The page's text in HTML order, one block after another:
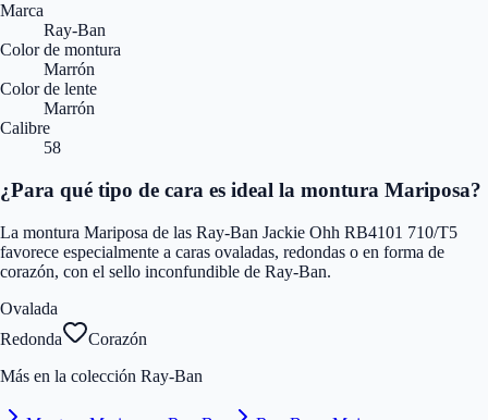
Marca
Ray-Ban
Color de montura
Marrón
Color de lente
Marrón
Calibre
58
¿Para qué tipo de cara es ideal la montura Mariposa?
La montura Mariposa de las Ray-Ban Jackie Ohh RB4101 710/T5
favorece especialmente a caras ovaladas, redondas o en forma de
corazón, con el sello inconfundible de Ray-Ban.
Ovalada
Redonda
Corazón
Más en la colección Ray-Ban